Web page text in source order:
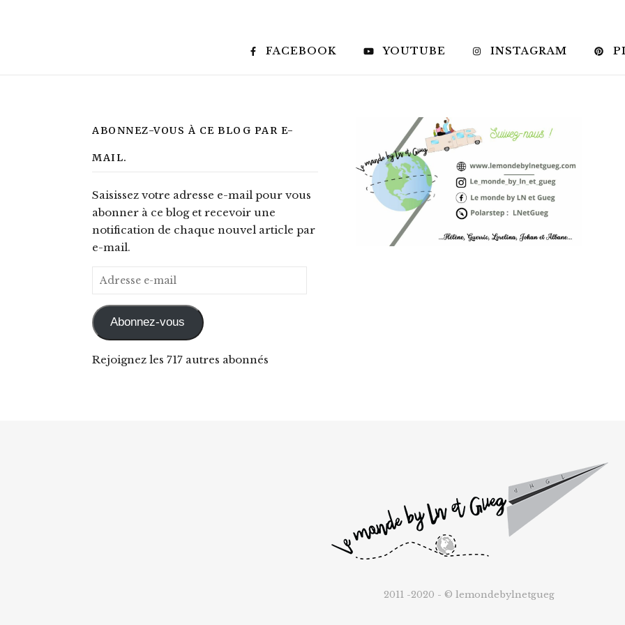
FACEBOOK YOUTUBE INSTAGRAM
ABONNEZ-VOUS À CE BLOG PAR E-
MAIL.
Saisissez votre adresse e-mail pour vous
abonner à ce blog et recevoir une
notification de chaque nouvel article par
e-mail.
Adresse e-mail
Abonnez-vous
Rejoignez les 717 autres abonnés
2011 -2020 - © lemondebylnetgueg